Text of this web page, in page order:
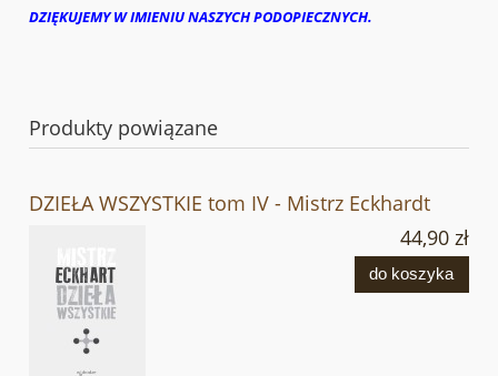
DZIĘKUJEMY W IMIENIU NASZYCH PODOPIECZNYCH.
Produkty powiązane
DZIEŁA WSZYSTKIE tom IV - Mistrz Eckhardt
44,90 zł
do koszyka